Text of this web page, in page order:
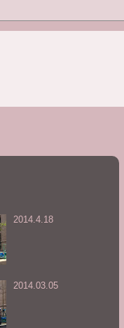
2014.4.18
2014.03.05